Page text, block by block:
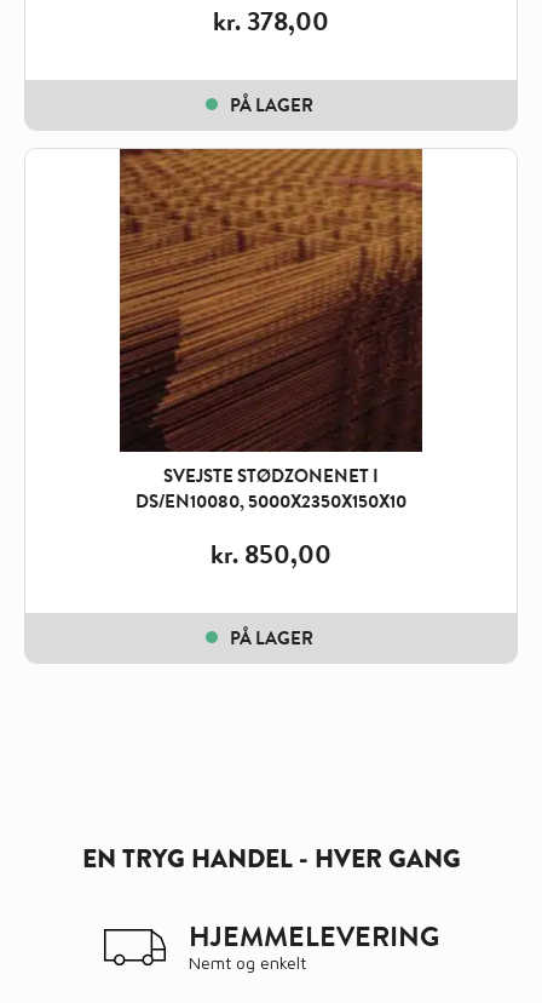
kr.378,00
PÅ LAGER
SVEJSTE STØDZONENET I
DS/EN10080, 5000X2350X150X10
kr.850,00
PÅ LAGER
EN TRYG HANDEL - HVER GANG
HJEMMELEVERING
Nemt og enkelt